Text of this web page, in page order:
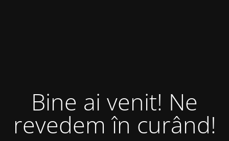
Bine ai venit! Ne
revedem în curând!